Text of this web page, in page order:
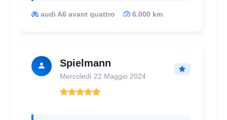
245/40 R17 91W * BMW
audi A6 avant quattro 6.000 km
Spielmann
Mercoledì 22 Maggio 2024